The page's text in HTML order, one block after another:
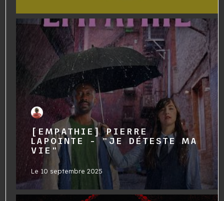
[EMPATHIE] PIERRE
LAPOINTE - "JE DÉTESTE MA
VIE"
Le 10 septembre 2025